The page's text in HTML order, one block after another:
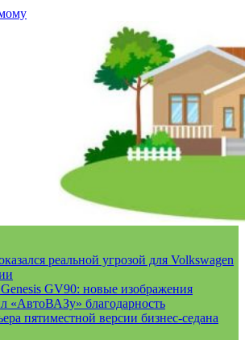
реальной угрозой для Volkswagen
GV90: новые изображения
«АвтоВАЗу» благодарность
пятиместной версии бизнес-седана